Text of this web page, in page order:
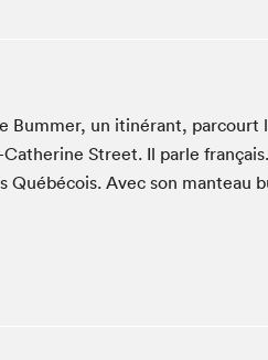
La Maison des
Liseur Public
Vitrine du
Bum­mer, un itinérant, par­court
Street. Il par­le
Québé­cois. Avec son man­teau